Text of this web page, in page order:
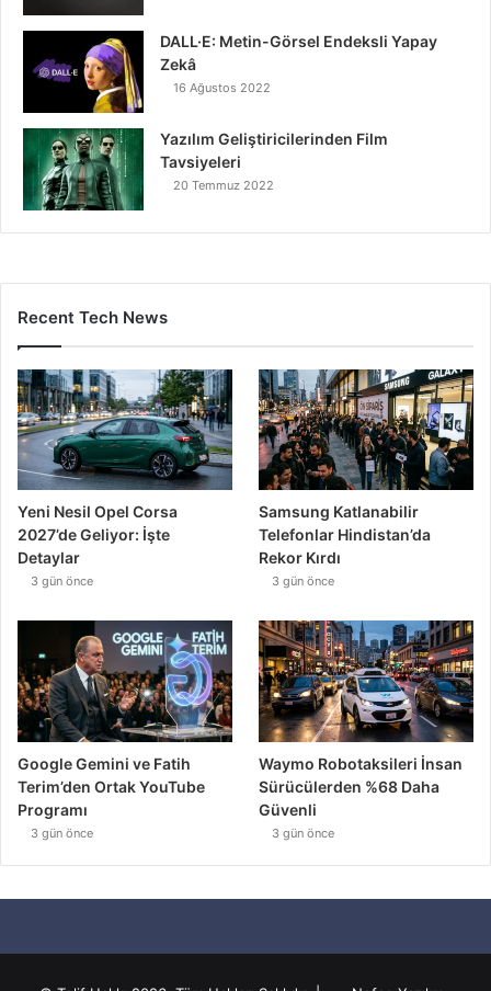
DALL·E: Metin-Görsel Endeksli Yapay
Zekâ
16 Ağustos 2022
Yazılım Geliştiricilerinden Film
Tavsiyeleri
20 Temmuz 2022
Recent Tech News
Yeni Nesil Opel Corsa
2027’de Geliyor: İşte
Detaylar
3 gün önce
Samsung Katlanabilir
Telefonlar Hindistan’da
Rekor Kırdı
3 gün önce
Google Gemini ve Fatih
Terim’den Ortak YouTube
Programı
3 gün önce
Waymo Robotaksileri İnsan
Sürücülerden %68 Daha
Güvenli
3 gün önce